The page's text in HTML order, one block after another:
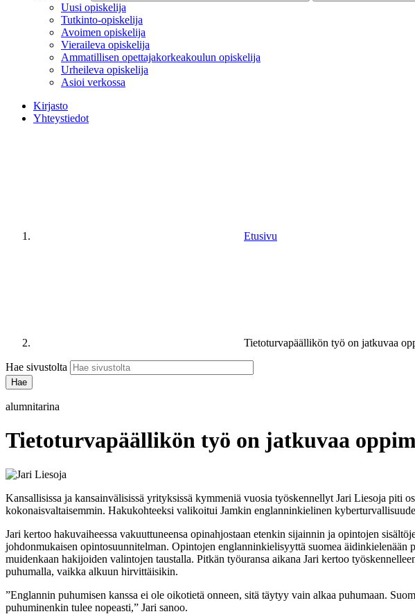
Uusi opiskelija
Tutkinto-opiskelija
Avoimen opiskelija
Vieraileva opiskelija
Ammatillisen opettajakorkeakoulun opiskelija
Urheileva opiskelija
Asioi verkossa
Kirjasto
Yhteystiedot
Etusivu
Tietoturvapäällikön työ on jatkuvaa
Hae sivustolta
alumnitarina
Tietoturvapäällikön työ on jatkuvaa
Kansallisissa ja kansainvälisissä yrityksissä kymmeniä vuosia työskennellyt Jari Liesoja piti
kokonaisvaltaisemmin. Hakukohteeksi valikoitui Jamkin englanninkielinen
Jari kertoo hakuvaiheessa vakuuttuneensa opinahjostaan etenkin sijainnin ja opintojen
johdonmukaisen opintosuunnitelman. Opintojen englanninkielisyyttä suomea
muidenkaan hakijoiden valintojen taustalla. Pitkän työuransa aikana Jari kertoo
puhumalla, vaikka alkuun hirvittäisikin.
”Englannin puhumisen kanssa ei ole oikotietä onneen, sitä täytyy vain alkaa puhumaan.
puhuminenkin tulee nopeasti,” Jari sanoo.